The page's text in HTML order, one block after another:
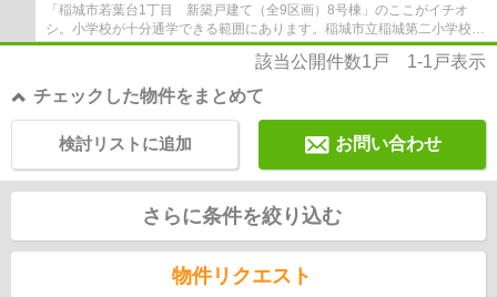
「稲城市若葉台1丁目 新築戸建て（全9区画）8号棟」のここがイチオ
シ。小学校が十分通学できる範囲にあります。稲城市立稲城第二小学校が
徒歩15分です。TVインターホン付きなので、女...
該当公開件数1 戸 1-1 戸表示
チェックした物件をまとめて
お問い合わせ
検討リストに追加
さらに条件を絞り込む
物件リクエスト